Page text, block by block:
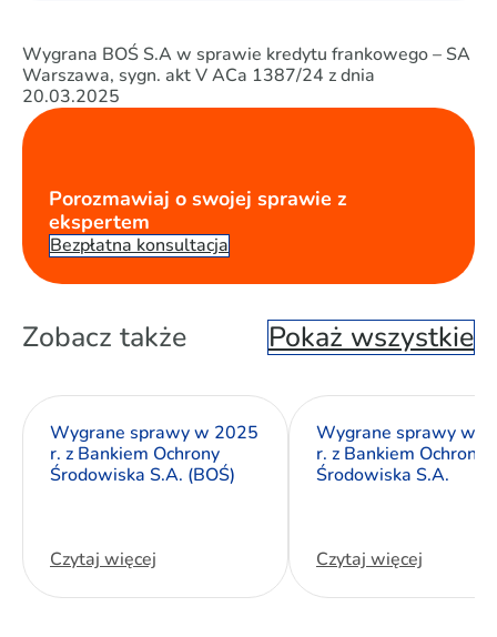
Wygrana BOŚ S.A w sprawie kredytu frankowego – SA
Warszawa, sygn. akt V ACa 1387/24 z dnia
20.03.2025
Porozmawiaj o swojej sprawie z
ekspertem
Bezpłatna konsultacja
Zobacz także Pokaż wszystkie
Wygrane sprawy w 2025
r. z Bankiem Ochrony
Środowiska S.A. (BOŚ)
Czytaj więcej
Wygrane sprawy w
r. z Bankiem Ochrony
Środowiska S.A.
Czytaj więcej